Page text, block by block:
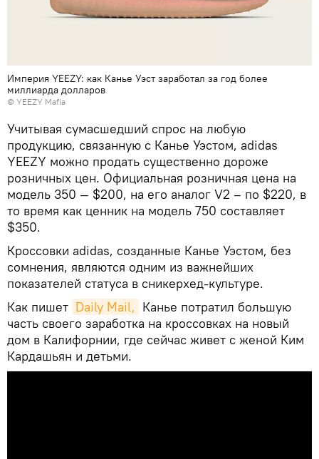
Империя YEEZY: как Канье Уэст заработал за год более
миллиарда долларов
© YEEZY Mafia
Учитывая сумасшедший спрос на любую
продукцию, связанную с Канье Уэстом, adidas
YEEZY можно продать существенно дороже
розничных цен. Официальная розничная цена на
модель 350 — $200, на его аналог V2 – по $220, в
то время как ценник на модель 750 составляет
$350.
Кроссовки adidas, созданные Канье Уэстом, без
сомнения, являются одним из важнейших
показателей статуса в сникерхед-культуре.
Как пишет Daily Mail, Канье потратил большую
часть своего заработка на кроссовках на новый
дом в Калифорнии, где сейчас живет с женой Ким
Кардашьян и детьми.